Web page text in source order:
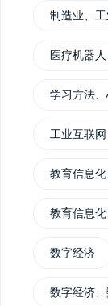
制造业、
医疗机器人
学习方法
工业互联网
教育信息
教育信息
数字经济
数字经济